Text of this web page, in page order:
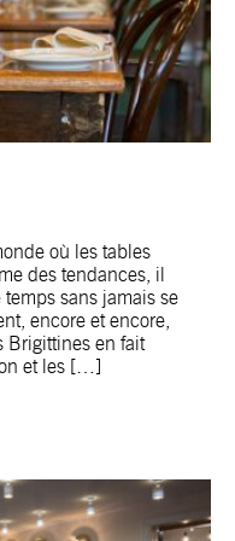
où les tables
des tendances, il
sans jamais se
encore et encore,
Brigittines en fait
et les […]